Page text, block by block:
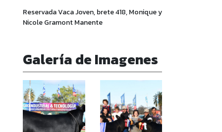
Reservada Vaca Joven, brete 418, Monique y
Nicole Gramont Manente
Galería de Imagenes